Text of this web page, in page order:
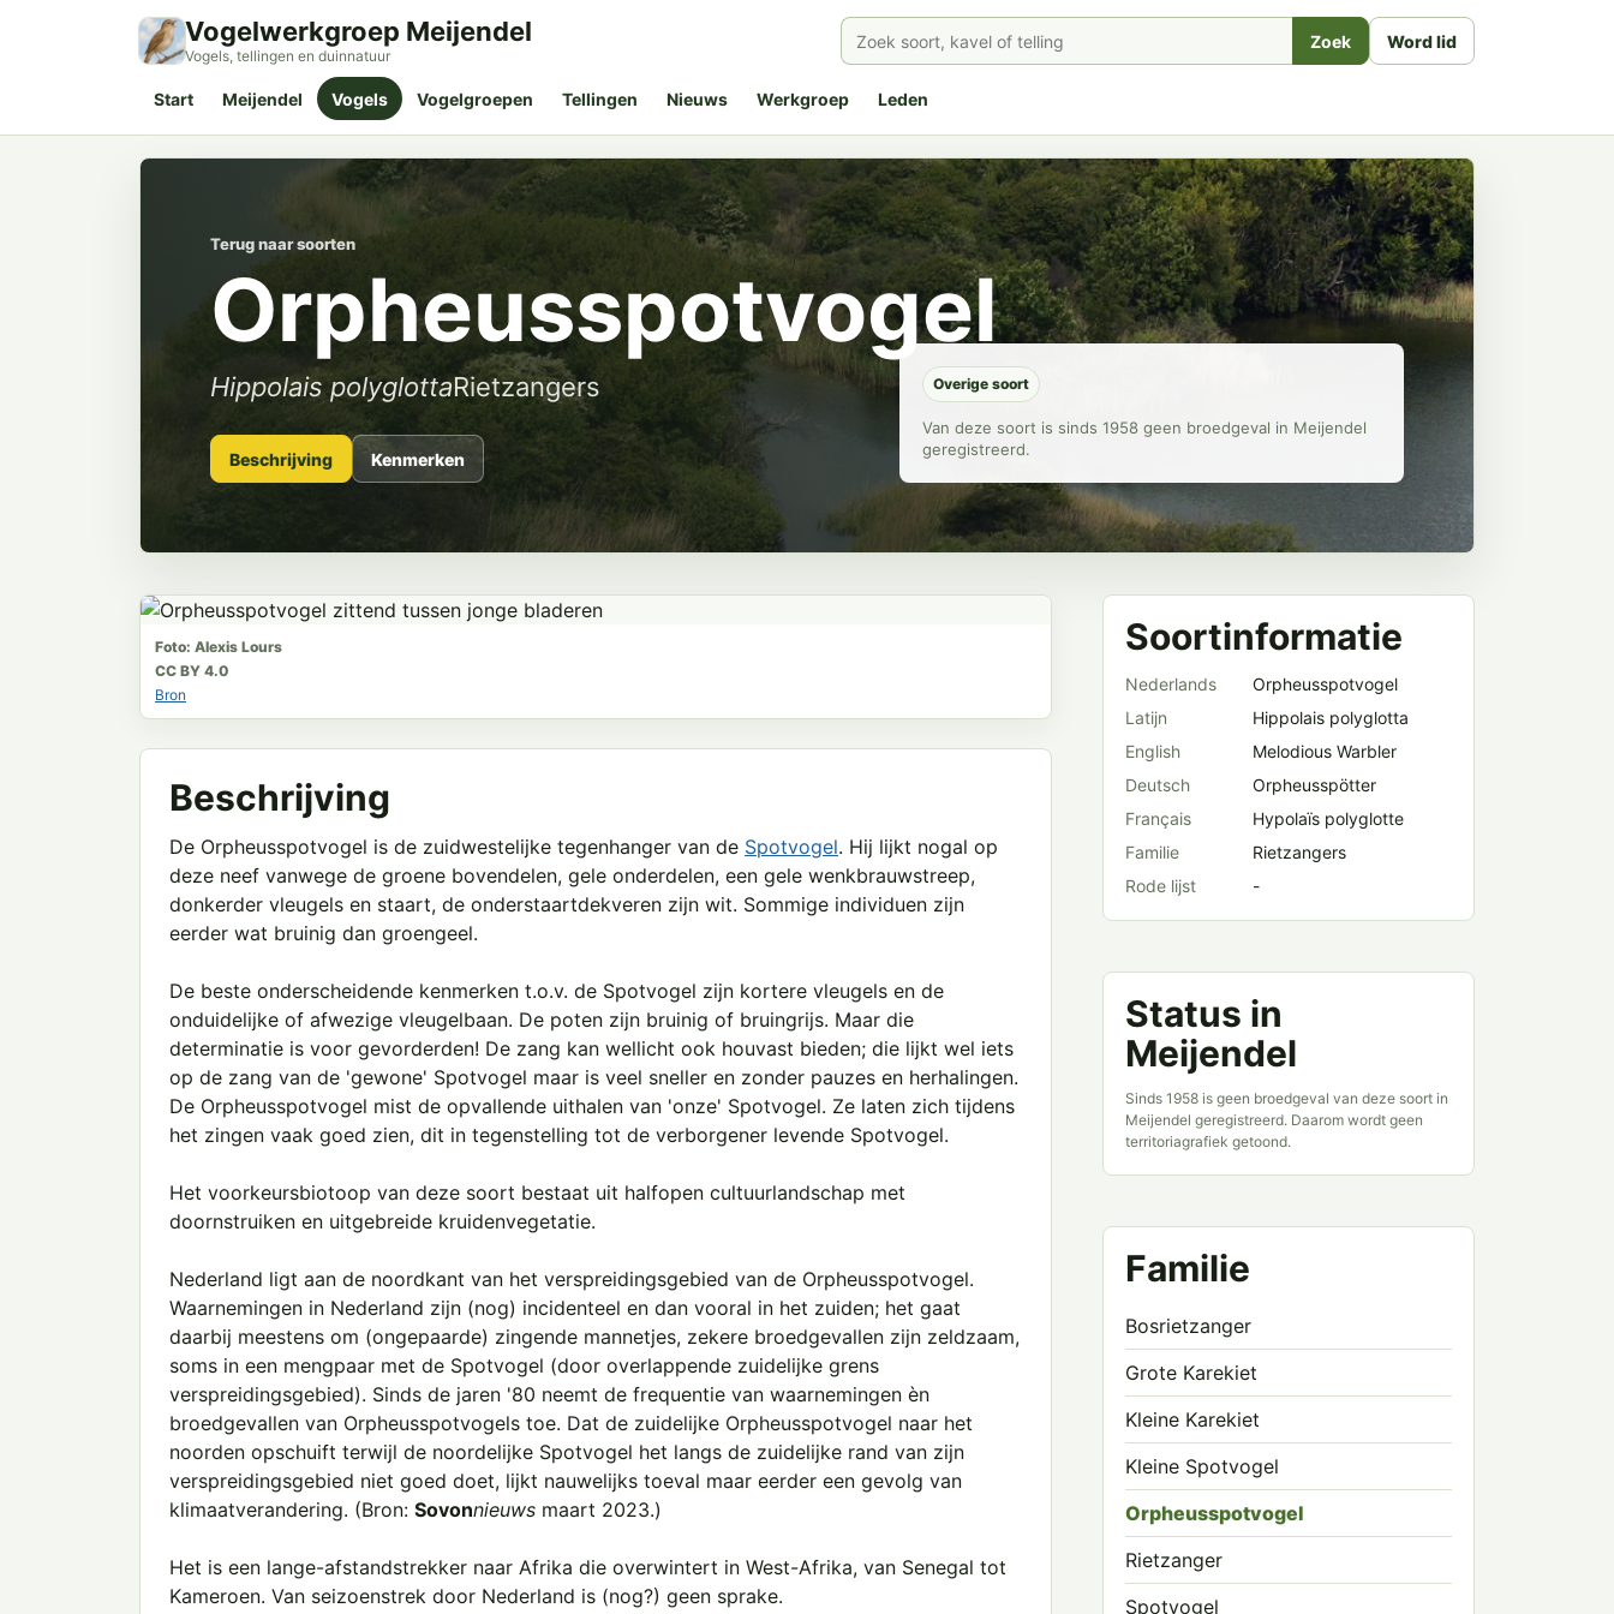
Vogelwerkgroep Meijendel
Vogels, tellingen en duinnatuur
Zoek Word lid
Start Meijendel Vogels Vogelgroepen Tellingen Nieuws Werkgroep Leden
Terug naar soorten
Orpheusspotvogel
Hippolais polyglottaRietzangers
Beschrijving Kenmerken
Overige soort
Van deze soort is sinds 1958 geen broedgeval in Meijendel
geregistreerd.
Foto: Alexis Lours
CC BY 4.0
Bron
Beschrijving
De Orpheusspotvogel is de zuidwestelijke tegenhanger van de Spotvogel. Hij lijkt nogal op
deze neef vanwege de groene bovendelen, gele onderdelen, een gele wenkbrauwstreep,
donkerder vleugels en staart, de onderstaartdekveren zijn wit. Sommige individuen zijn
eerder wat bruinig dan groengeel.
De beste onderscheidende kenmerken t.o.v. de Spotvogel zijn kortere vleugels en de
onduidelijke of afwezige vleugelbaan. De poten zijn bruinig of bruingrijs. Maar die
determinatie is voor gevorderden! De zang kan wellicht ook houvast bieden; die lijkt wel iets
op de zang van de 'gewone' Spotvogel maar is veel sneller en zonder pauzes en herhalingen.
De Orpheusspotvogel mist de opvallende uithalen van 'onze' Spotvogel. Ze laten zich tijdens
het zingen vaak goed zien, dit in tegenstelling tot de verborgener levende Spotvogel.
Het voorkeursbiotoop van deze soort bestaat uit halfopen cultuurlandschap met
doornstruiken en uitgebreide kruidenvegetatie.
Nederland ligt aan de noordkant van het verspreidingsgebied van de Orpheusspotvogel.
Waarnemingen in Nederland zijn (nog) incidenteel en dan vooral in het zuiden; het gaat
daarbij meestens om (ongepaarde) zingende mannetjes, zekere broedgevallen zijn zeldzaam,
soms in een mengpaar met de Spotvogel (door overlappende zuidelijke grens
verspreidingsgebied). Sinds de jaren '80 neemt de frequentie van waarnemingen èn
broedgevallen van Orpheusspotvogels toe. Dat de zuidelijke Orpheusspotvogel naar het
noorden opschuift terwijl de noordelijke Spotvogel het langs de zuidelijke rand van zijn
verspreidingsgebied niet goed doet, lijkt nauwelijks toeval maar eerder een gevolg van
klimaatverandering. (Bron: Sovonnieuws maart 2023.)
Het is een lange-afstandstrekker naar Afrika die overwintert in West-Afrika, van Senegal tot
Kameroen. Van seizoenstrek door Nederland is (nog?) geen sprake.
Soortinformatie
Nederlands
Orpheusspotvogel
Latijn
Hippolais polyglotta
English
Melodious Warbler
Deutsch
Orpheusspötter
Français
Hypolaïs polyglotte
Familie
Rietzangers
Rode lijst
-
Status in
Meijendel
Sinds 1958 is geen broedgeval van deze soort in
Meijendel geregistreerd. Daarom wordt geen
territoriagrafiek getoond.
Familie
Bosrietzanger
Grote Karekiet
Kleine Karekiet
Kleine Spotvogel
Orpheusspotvogel
Rietzanger
Spotvogel